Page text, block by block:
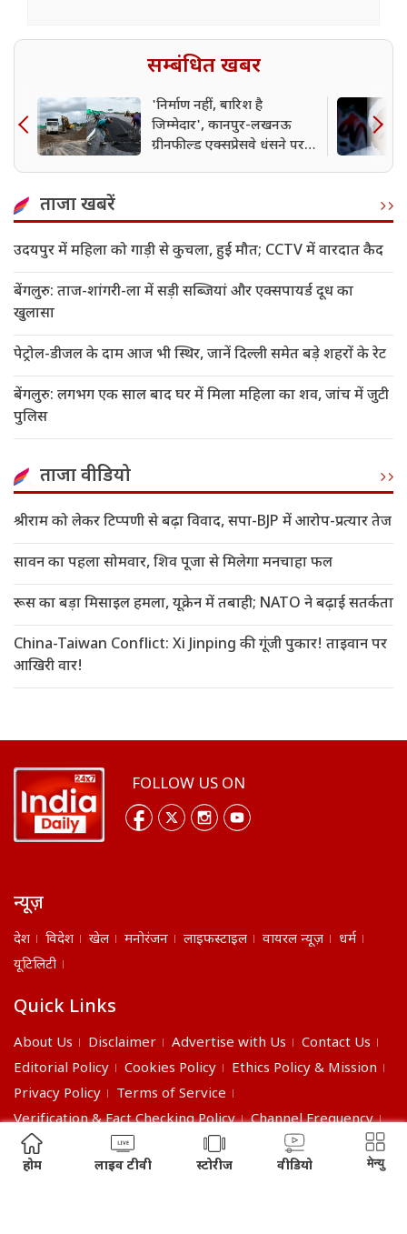
सम्बंधित खबर
'निर्माण नहीं, बारिश है
जिम्मेदार', कानपुर-लखनऊ
ग्रीनफील्ड एक्सप्रेसवे धंसने पर
ताजा खबरें
उदयपुर में महिला को गाड़ी से कुचला, हुई मौत; CCTV में वारदात कैद
बेंगलुरु: ताज-शांगरी-ला में सड़ी सब्जियां और एक्सपायर्ड दूध का
खुलासा
पेट्रोल-डीजल के दाम आज भी स्थिर, जानें दिल्ली समेत बड़े शहरों के रेट
बेंगलुरु: लगभग एक साल बाद घर में मिला महिला का शव, जांच में जुटी
पुलिस
ताजा वीडियो
श्रीराम को लेकर टिप्पणी से बढ़ा विवाद, सपा-BJP में आरोप-प्रत्यार तेज
सावन का पहला सोमवार, शिव पूजा से मिलेगा मनचाहा फल
रूस का बड़ा मिसाइल हमला, यूक्रेन में तबाही; NATO ने बढ़ाई सतर्कता
China-Taiwan Conflict: Xi Jinping की गूंजी पुकार! ताइवान पर
आखिरी वार!
FOLLOW US ON
न्यूज़
देश विदेश खेल मनोरंजन लाइफस्टाइल वायरल न्यूज़
धर्म
यूटिलिटी
Quick Links
About Us Disclaimer Advertise with Us
Contact Us
Editorial Policy
Cookies Policy
Ethics Policy & Mission
Privacy Policy
Terms of Service
Verification & Fact Checking Policy
Channel Frequency
©2026 India Daily. All right reserved.
होम लाइव टीवी स्टोरीज वीडियो मेन्यु